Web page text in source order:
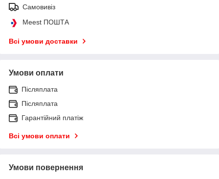
Самовивіз
Meest ПОШТА
Всі умови доставки
Умови оплати
Післяплата
Післяплата
Гарантійний платіж
Всі умови оплати
Умови повернення